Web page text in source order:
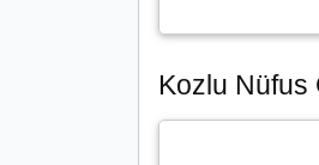
Kozlu Nüfus